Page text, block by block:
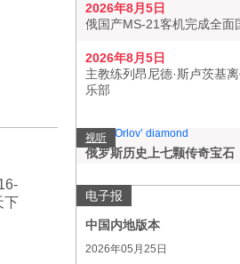
下
2026年8月5日
俄国产MS-21客机完成全面
2026年8月5日
主教练列昂尼德·斯卢茨基
乐部
视听
俄罗斯历史上七颗传奇宝石
电子报
中国内地版本
2026年05月25日